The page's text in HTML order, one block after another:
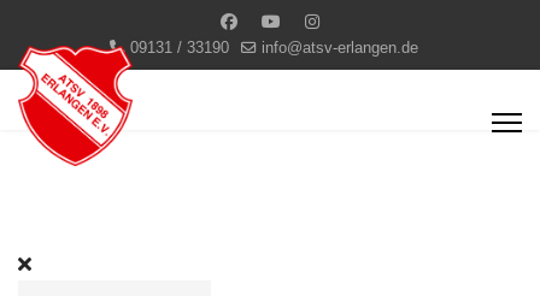
09131 / 33190 info@atsv-erlangen.de